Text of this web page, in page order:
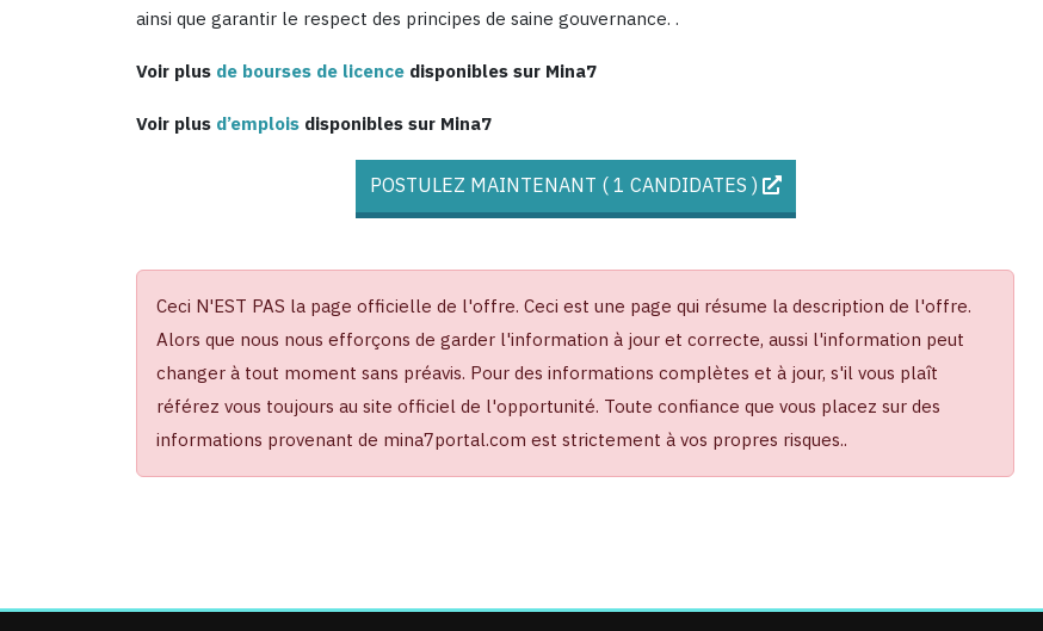
ainsi que garantir le respect des principes de saine gouvernance. .
Voir plus de bourses de licence disponibles sur Mina7
Voir plus d’emplois disponibles sur Mina7
POSTULEZ MAINTENANT ( 1 CANDIDATES )
Ceci N'EST PAS la page officielle de l'offre. Ceci est une page qui résume la description de l'offre.
Alors que nous nous efforçons de garder l'information à jour et correcte, aussi l'information peut
changer à tout moment sans préavis. Pour des informations complètes et à jour, s'il vous plaît
référez vous toujours au site officiel de l'opportunité. Toute confiance que vous placez sur des
informations provenant de mina7portal.com est strictement à vos propres risques..